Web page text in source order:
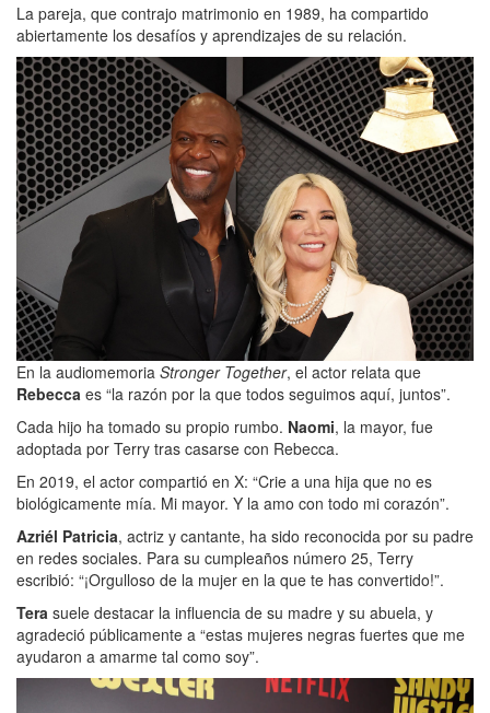
La pareja, que contrajo matrimonio en 1989, ha compartido
abiertamente los desafíos y aprendizajes de su relación.
En la audiomemoria Stronger Together, el actor relata que
Rebecca es “la razón por la que todos seguimos aquí, juntos”.
Cada hijo ha tomado su propio rumbo. Naomi, la mayor, fue
adoptada por Terry tras casarse con Rebecca.
En 2019, el actor compartió en X: “Crie a una hija que no es
biológicamente mía. Mi mayor. Y la amo con todo mi corazón”.
Azriél Patricia, actriz y cantante, ha sido reconocida por su padre
en redes sociales. Para su cumpleaños número 25, Terry
escribió: “¡Orgulloso de la mujer en la que te has convertido!”.
Tera suele destacar la influencia de su madre y su abuela, y
agradeció públicamente a “estas mujeres negras fuertes que me
ayudaron a amarme tal como soy”.